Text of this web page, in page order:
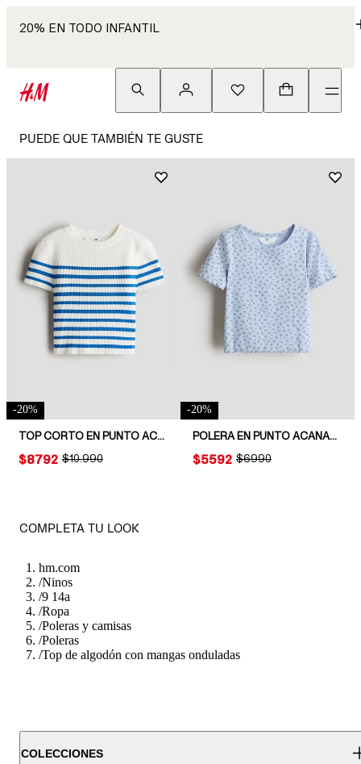
20% EN TODO INFANTIL
PUEDE QUE TAMBIÉN TE GUSTE
-20%
TOP CORTO EN PUNTO ACANALADO
ORIGINAL PRICE:
$10.990
PRICE:
$8792
-20%
POLERA EN PUNTO ACANALADO
ORIGINAL PRICE:
$6990
PRICE:
$5592
COMPLETA TU LOOK
hm.com
/Ninos
/9 14a
/Ropa
/Poleras y camisas
/Poleras
/Top de algodón con mangas onduladas
COLECCIONES